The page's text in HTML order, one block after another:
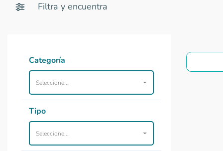
Filtra y encuentra
Categoría
Seleccione...
Tipo
Seleccione...